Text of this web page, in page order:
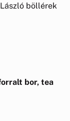
böllérek
bor, tea